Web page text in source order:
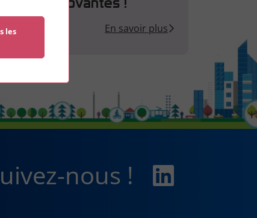
En savoir plus
nous !
les